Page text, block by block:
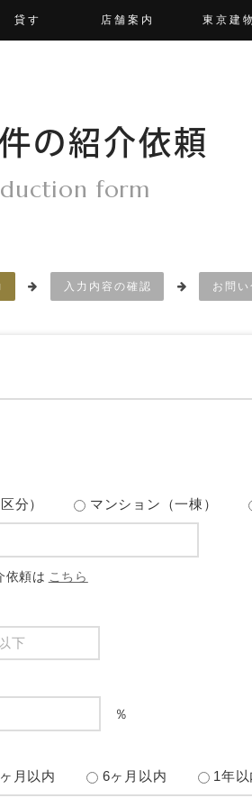
貸す 店舗案内 東京建
の紹介依頼
form
入力内容の確認 お問い
分） マンション（一棟）
依頼は こちら
％
月以内 6ヶ月以内 1年以